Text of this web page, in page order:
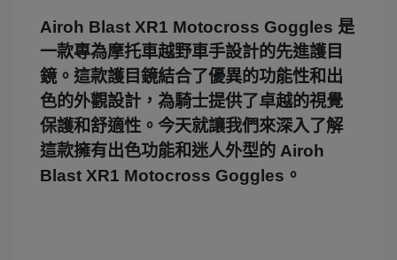
Airoh Blast XR1 Motocross Goggles 是
一款專為摩托車越野車手設計的先進護目
鏡。這款護目鏡結合了優異的功能性和出
色的外觀設計，為騎士提供了卓越的視覺
保護和舒適性。今天就讓我們來深入了解
這款擁有出色功能和迷人外型的 Airoh
Blast XR1 Motocross Goggles。